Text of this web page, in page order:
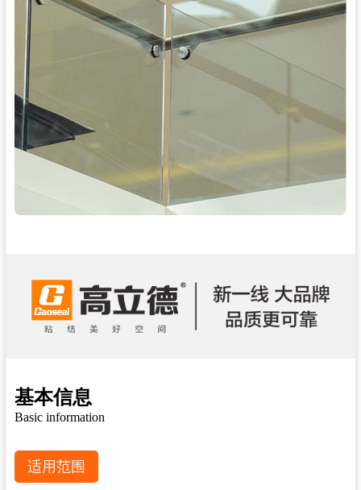
基本信息
Basic information
适用范围